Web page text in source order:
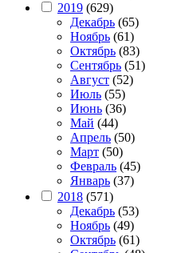
2019 (629)
Декабрь (65)
Ноябрь (61)
Октябрь (83)
Сентябрь (51)
Август (52)
Июль (55)
Июнь (36)
Май (44)
Апрель (50)
Март (50)
Февраль (45)
Январь (37)
2018 (571)
Декабрь (53)
Ноябрь (49)
Октябрь (61)